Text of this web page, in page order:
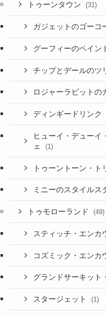
トゥーンタウン (31)
ガジェットのゴーコ
グーフィーのペイン
チップとデールのツ
ロジャーラビットの
ディンギードリンク
ヒューイ・デューイ
ェ
(1)
トゥーントーン・ト
ミニーのスタイルス
トゥモローランド (49)
スティッチ・エンカ
コズミック・エンカ
グランドサーキット
スタージェット (1)